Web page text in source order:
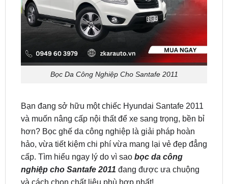
Bọc Da Công Nghiệp Cho Santafe 2011
Bạn đang sở hữu một chiếc Hyundai Santafe 2011
hơn? Bọc ghế da công nghiệp là giải pháp hoàn
hảo, vừa tiết kiệm chi phí vừa mang lại vẻ đẹp đẳng
cấp. Tìm hiểu ngay lý do vì saobọc da công
nghiệp cho Santafe 2011 đang được ưa chuộng
và cách chọn chất liệu phù hợp nhất!
Tại Sao Nên Bọc Da Công Nghiệp Cho Santafe